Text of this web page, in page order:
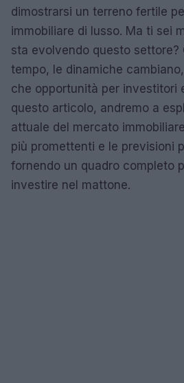
dimostrarsi un terreno fertile
immobiliare di lusso. Ma ti sei
sta evolvendo questo settore?
tempo, le dinamiche
che opportunità per investitori
questo articolo, andremo a
attuale del mercato
più promettenti e le previsioni
fornendo un quadro completo
investire nel mattone.